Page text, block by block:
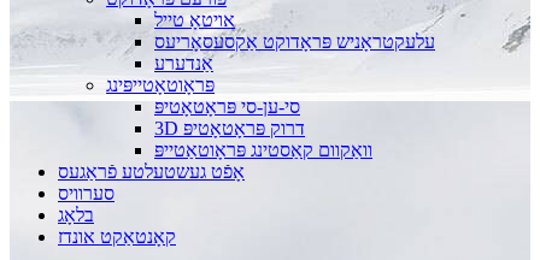
אויטאָ טייל
עלעקטראָניש פּראָדוקט אַקסעסאָריעס
אַנדערע
פּראָוטאָטייפּינג
סי-ען-סי פּראָטאָטיפּ
3D דרוק פּראָטאָטיפּ
וואַקוום קאַסטינג פּראָוטאַטייפּ
אָפֿט געשטעלטע פֿראַגעס
סערוויס
בלאָג
קאָנטאַקט אונדז